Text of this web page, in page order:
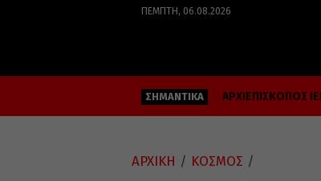
ΠΈΜΠΤΗ, 06.08.2026
ΣΗΜΑΝΤΙΚΑ ΑΡΧΙΕΠΙΣΚΟΠΟΣ
ΑΡΧΙΚΗ / ΚΟΣΜΟΣ /